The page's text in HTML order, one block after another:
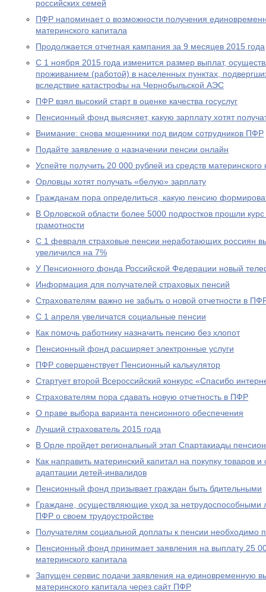
российских семей
ПФР напоминает о возможности получения
материнского капитала
Продолжается отчетная кампания за 9 месяцев 2015 года
С 1 ноября 2015 года изменится размер выплат,
проживанием (работой) в населенных пунктах,
вследствие катастрофы на Чернобыльской АЭС
ПФР взял высокий старт в оценке качества госуслуг
Пенсионный фонд выясняет, какую зарплату хотят
Внимание: снова мошенники под видом сотрудников ПФР
Подайте заявление о назначении пенсии онлайн
Успейте получить 20 000 рублей из средств материнского
Орловцы хотят получать «белую» зарплату
Гражданам пора определиться, какую пенсию
В Орловской области более 5000 подростков прошли
грамотности
С 1 февраля страховые пенсии неработающих россиян
увеличился на 7%
У Пенсионного фонда Российской Федерации новый
Информация для получателей страховых пенсий
Страхователям важно не забыть о новой отчетности в
С 1 апреля увеличатся социальные пенсии
Как помочь работнику назначить пенсию без хлопот
Пенсионный фонд расширяет электронные услуги
ПФР совершенствует Пенсионный калькулятор
Стартует второй Всероссийский конкурс «Спасибо
Страхователям пора сдавать новую отчетность в ПФР
О праве выбора варианта пенсионного обеспечения
Лучший страхователь 2015 года
В Орле пройдет региональный этап Спартакиады
Как направить материнский капитал на покупку товаров
адаптации детей-инвалидов
Пенсионный фонд призывает граждан быть бдительными
Граждане, осуществляющие уход за
ПФР о своем трудоустройстве
Получателям социальной доплаты к пенсии необходимо
Пенсионный фонд принимает заявления на выплату 25
материнского капитала
Запущен сервис подачи заявления на единовременную
материнского капитала через сайт ПФР